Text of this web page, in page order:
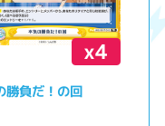
x4
勝負だ！の回